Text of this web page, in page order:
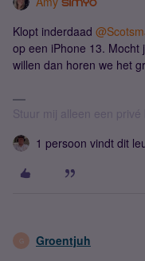
Klopt inderdaad
op een iPhone 13. Mocht
willen dan horen we het
Stuur mij alleen een
1 persoon vindt dit
G Groentjuh